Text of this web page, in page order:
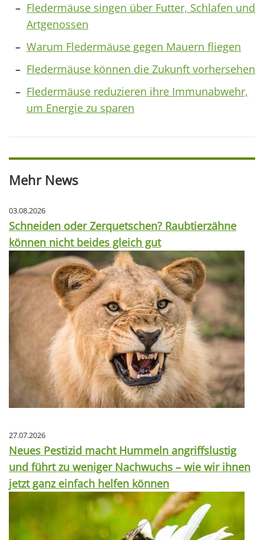
Fledermäuse singen über Futter, Schlafen und
Artgenossen
Warum Fledermäuse gegen Mauern fliegen
Fledermäuse können die Zukunft vorhersehen
Fledermäuse reduzieren ihre Immunabwehr,
um Energie zu sparen
Mehr News
03.08.2026
Schneiden oder Zerquetschen? Raubtierzähne
können nicht beides gleich gut
27.07.2026
Neues Pestizid macht Hummeln angriffslustig
und führt zu weniger Nachwuchs – wie wir ihnen
jetzt ganz einfach helfen können